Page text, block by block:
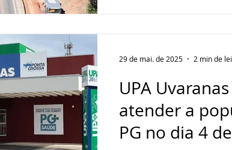
dois meses de...
UPA
atender a
PG no dia 4
29 de mai. de 2025 2 min de